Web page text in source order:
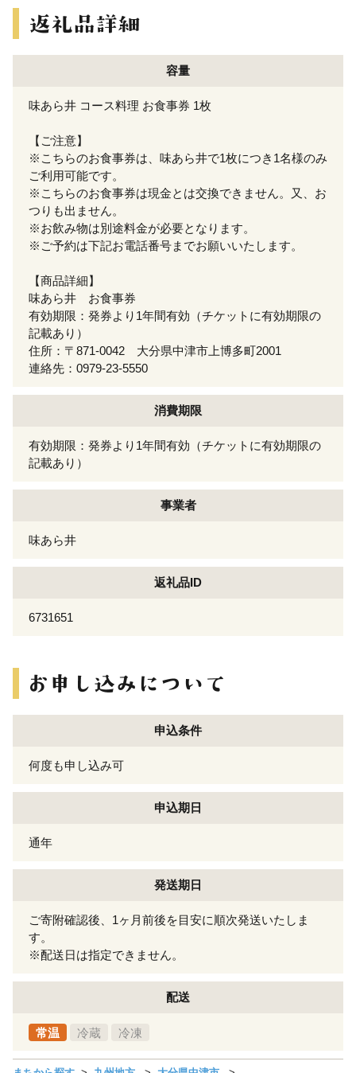
容量
味あら井 コース料理 お食事券 1枚
【ご注意】
※こちらのお食事券は、味あら井で1枚につき1名様のみ
ご利用可能です。
※こちらのお食事券は現金とは交換できません。又、お
つりも出ません。
※お飲み物は別途料金が必要となります。
※ご予約は下記お電話番号までお願いいたします。
【商品詳細】
味あら井 お食事券
有効期限：発券より1年間有効（チケットに有効期限の
記載あり）
住所：〒871-0042 大分県中津市上博多町2001
連絡先：0979-23-5550
消費期限
有効期限：発券より1年間有効（チケットに有効期限の
記載あり）
事業者
味あら井
返礼品ID
6731651
申込条件
何度も申し込み可
申込期日
通年
発送期日
ご寄附確認後、1ヶ月前後を目安に順次発送いたしま
す。
※配送日は指定できません。
配送
常温 冷蔵 冷凍